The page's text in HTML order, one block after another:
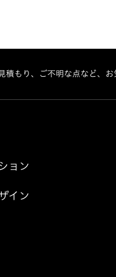
積もり、ご不明な点など、お
ョン
イン